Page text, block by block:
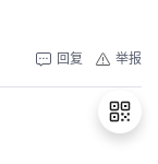
举报
回复